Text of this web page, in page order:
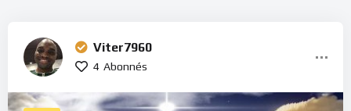
Viter7960
4 Abonnés